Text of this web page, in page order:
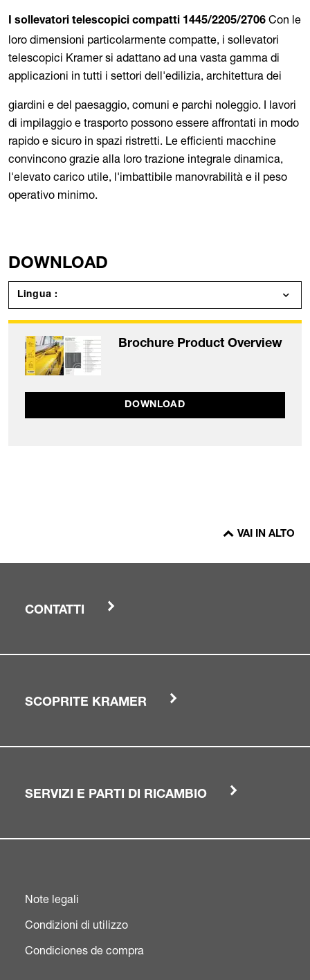
I sollevatori telescopici compatti 1445/2205/2706 Con le
loro dimensioni particolarmente compatte, i sollevatori
telescopici Kramer si adattano ad una vasta gamma di
applicazioni in tutti i settori dell'edilizia, architettura dei
giardini e del paesaggio, comuni e parchi noleggio. I lavori
di impilaggio e trasporto possono essere affrontati in modo
rapido e sicuro in spazi ristretti. Le efficienti macchine
convincono grazie alla loro trazione integrale dinamica,
l'elevato carico utile, l'imbattibile manovrabilità e il peso
operativo minimo.
DOWNLOAD
Lingua :
Brochure Product Overview
DOWNLOAD
VAI IN ALTO
CONTATTI
SCOPRITE KRAMER
SERVIZI E PARTI DI RICAMBIO
Note legali
Condizioni di utilizzo
Condiciones de compra